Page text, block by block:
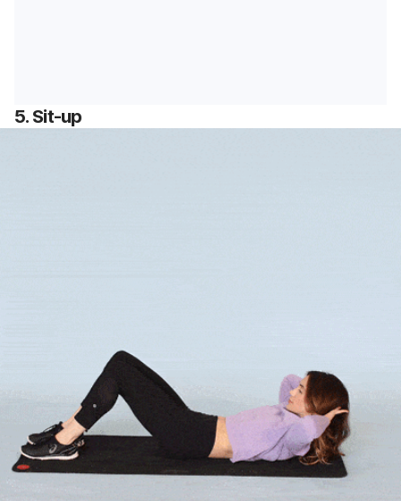
5. Sit-up